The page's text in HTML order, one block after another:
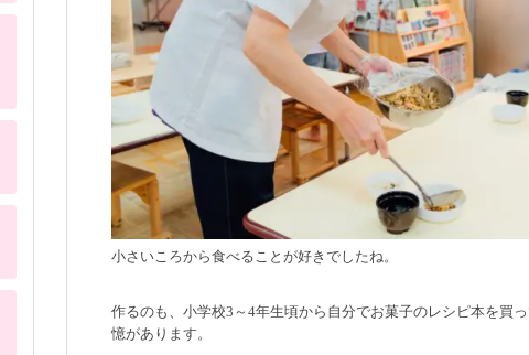
小さいころから食べることが好きでしたね。
作るのも、小学校3～4年生頃から自分でお菓子のレシピ本を買
憶があります。